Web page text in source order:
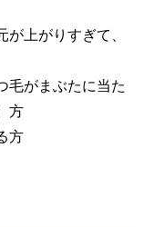
上がりすぎて、
毛がまぶたに当た
方
方